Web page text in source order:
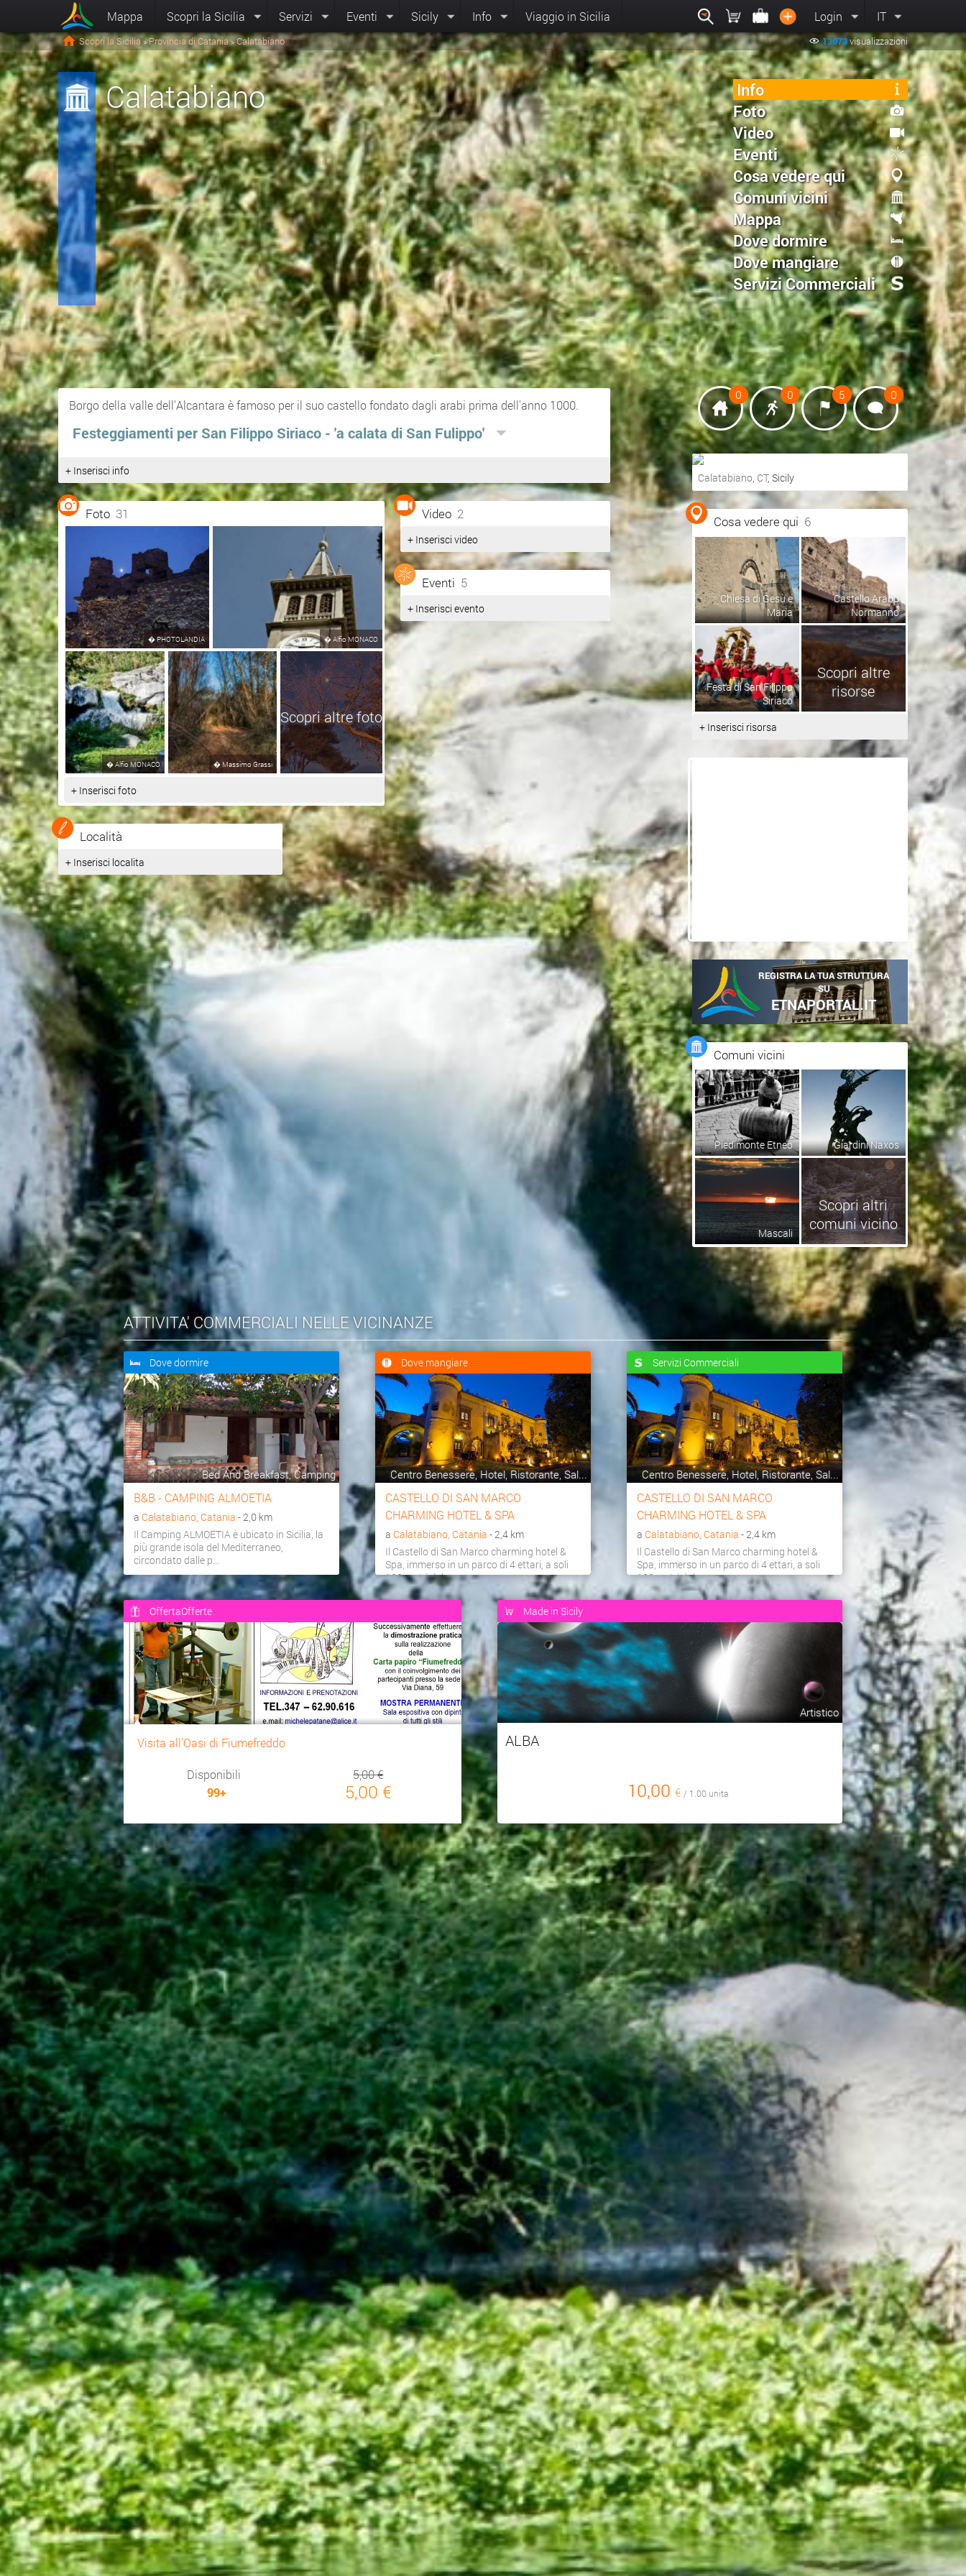
Mappa Scopri la Sicilia Servizi Eventi Sicily Info Viaggio in Sicilia Login IT
Scopri la Sicilia > Provincia di Catania > Calatabiano 13073visualizzazioni
Calatabiano
Info
Foto
Video
Eventi
Cosa vedere qui
Comuni vicini
Mappa
Dove dormire
Dove mangiare
Servizi Commerciali
Borgo della valle dell'Alcantara è famoso per il suo castello fondato dagli arabi prima dell'anno 1000.
Festeggiamenti per San Filippo Siriaco - 'a calata di San Fulippo'
+ Inserisci info
Foto 31
�PHOTOLANDIA �Alfio MONACO
�Alfio MONACO � Massimo Grassi
Scopri altre foto
+ Inserisci foto
Località
+ Inserisci localita
Video 2
+ Inserisci video
Eventi 5
+ Inserisci evento
0 0 5 0
Ottieni indicazioni stradali
Visualizza mappa
Calatabiano, CT, Sicily
Cosa vedere qui 6
Chiesa di Gesù e
Maria
Castello Arabo
Normanno
Festa di San Filippo
Siriaco
Scopri altre
risorse
+ Inserisci risorsa
REGISTRA LA TUA STRUTTURA
SU
ETNAPORTAL.IT
Comuni vicini
Piedimonte Etneo Giardini Naxos
Mascali
Scopri altri
comuni vicino
ATTIVITA' COMMERCIALI NELLE VICINANZE
Dove dormire
Bed And Breakfast, Camping
B&B - CAMPING ALMOETIA
a Calatabiano, Catania - 2,0 km
Il Camping ALMOETIA è ubicato in Sicilia, la
più grande isola del Mediterraneo,
circondato dalle p...
Dove mangiare
Centro Benessere, Hotel, Ristorante, Sal...
CASTELLO DI SAN MARCO
CHARMING HOTEL & SPA
a Calatabiano, Catania - 2,4 km
Il Castello di San Marco charming hotel &
Spa, immerso in un parco di 4 ettari, a soli
100 metri dal...
Servizi Commerciali
Centro Benessere, Hotel, Ristorante, Sal...
CASTELLO DI SAN MARCO
CHARMING HOTEL & SPA
a Calatabiano, Catania - 2,4 km
Il Castello di San Marco charming hotel &
Spa, immerso in un parco di 4 ettari, a soli
100 metri dal...
OffertaOfferte
Visita all'Oasi di Fiumefreddo
Disponibili
99+
5,00 €
5,00 €
Made in Sicily
Artistico
ALBA
10,00 € / 1.00 unita